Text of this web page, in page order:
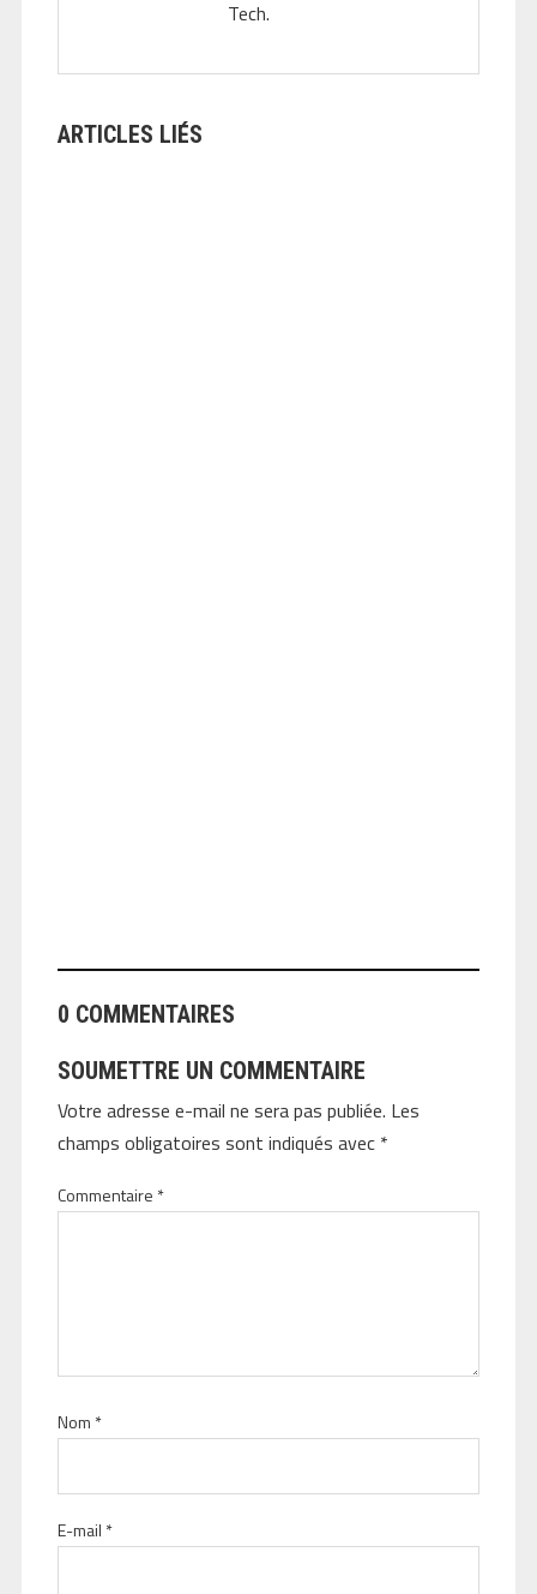
Tech.
ARTICLES LIÉS
0 COMMENTAIRES
SOUMETTRE UN COMMENTAIRE
Votre adresse e-mail ne sera pas publiée. Les
champs obligatoires sont indiqués avec *
Commentaire *
Nom *
E-mail *